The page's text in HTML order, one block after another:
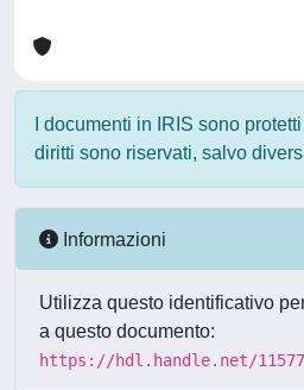
I documenti in IRIS sono
diritti sono riservati, salvo
Informazioni
Utilizza questo identificativo
a questo documento:
https://hdl.handle.net/